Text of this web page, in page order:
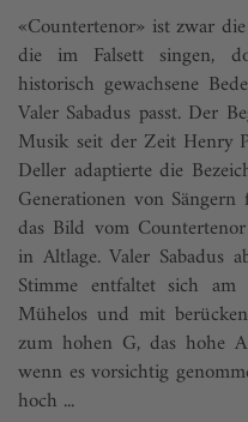
«Countertenor» ist zwar
die im Falsett singen,
historisch gewachsene
Valer Sabadus passt. Der
Musik seit der Zeit Henry
Deller adaptierte die
Generationen von
das Bild vom
in Altlage. Valer Sabadus
Stimme entfaltet sich am
Mühelos und mit
zum hohen G, das hohe
wenn es vorsichtig
hoch ...